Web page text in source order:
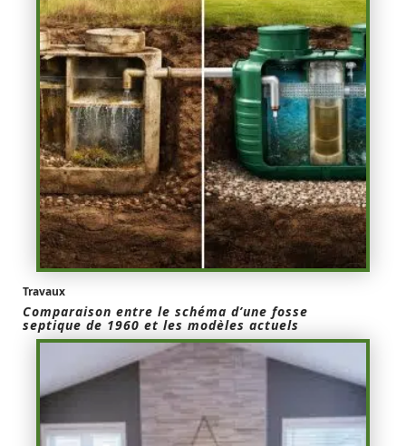
Travaux
Comparaison entre le schéma d’une fosse
septique de 1960 et les modèles actuels